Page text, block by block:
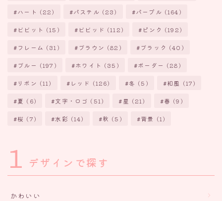
ハート (22) パステル (23) パープル (164)
ビビット (15) ビビッド (112) ピンク (192)
フレーム (31) ブラウン (82) ブラック (40)
ブルー (197) ホワイト (35) ボーダー (28)
リボン (11) レッド (126) 冬 (5) 和風 (17)
夏 (6) 文字・ロゴ (51) 星 (21) 春 (9)
桜 (7) 水彩 (14) 秋 (5) 背景 (1)
1 デザインで探す
かわいい